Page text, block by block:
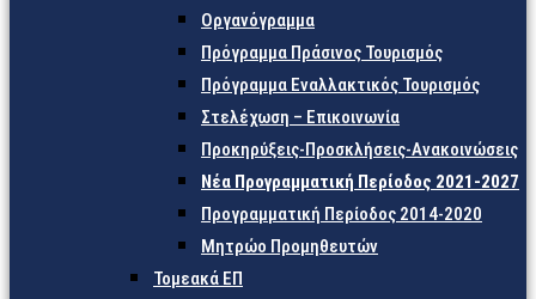
Οργανόγραμμα
Πρόγραμμα Πράσινος Τουρισμός
Πρόγραμμα Εναλλακτικός Τουρισμός
Στελέχωση – Επικοινωνία
Προκηρύξεις-Προσκλήσεις-Ανακοινώσεις
Νέα Προγραμματική Περίοδος 2021-2027
Προγραμματική Περίοδος 2014-2020
Μητρώο Προμηθευτών
Τομεακά ΕΠ